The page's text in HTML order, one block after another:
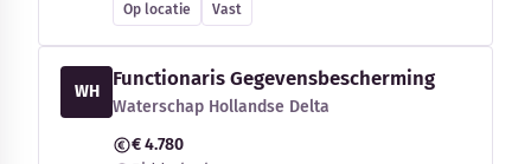
Op locatie Vast
WH
Functionaris Gegevensbescherming
Waterschap Hollandse Delta
€ 4.780